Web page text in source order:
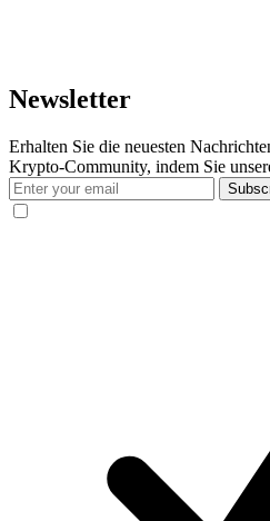
Newsletter
Erhalten Sie die neuesten
Krypto-Community, indem Sie